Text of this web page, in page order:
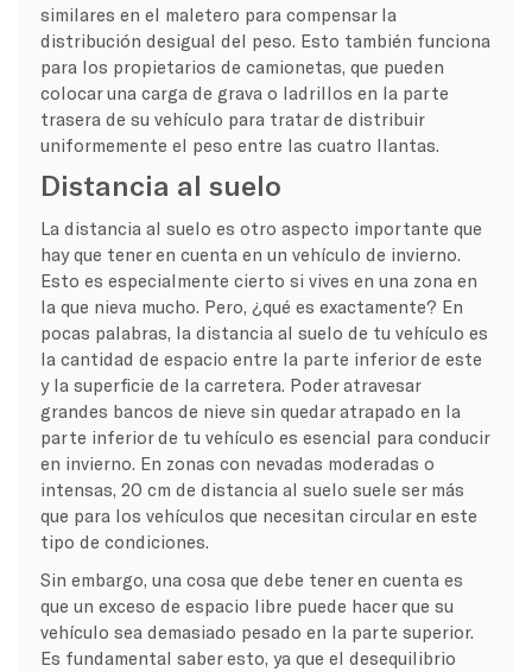
similares en el maletero para compensar la
distribución desigual del peso. Esto también funciona
para los propietarios de camionetas, que pueden
colocar una carga de grava o ladrillos en la parte
trasera de su vehículo para tratar de distribuir
uniformemente el peso entre las cuatro llantas.
Distancia al suelo
La distancia al suelo es otro aspecto importante que
hay que tener en cuenta en un vehículo de invierno.
Esto es especialmente cierto si vives en una zona en
la que nieva mucho. Pero, ¿qué es exactamente? En
pocas palabras, la distancia al suelo de tu vehículo es
la cantidad de espacio entre la parte inferior de este
y la superficie de la carretera. Poder atravesar
grandes bancos de nieve sin quedar atrapado en la
parte inferior de tu vehículo es esencial para conducir
en invierno. En zonas con nevadas moderadas o
intensas, 20 cm de distancia al suelo suele ser más
que para los vehículos que necesitan circular en este
tipo de condiciones.
Sin embargo, una cosa que debe tener en cuenta es
que un exceso de espacio libre puede hacer que su
vehículo sea demasiado pesado en la parte superior.
Es fundamental saber esto, ya que el desequilibrio